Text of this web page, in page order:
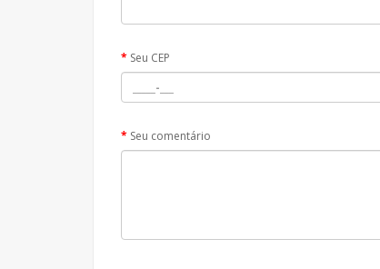
Seu CEP
Seu comentário